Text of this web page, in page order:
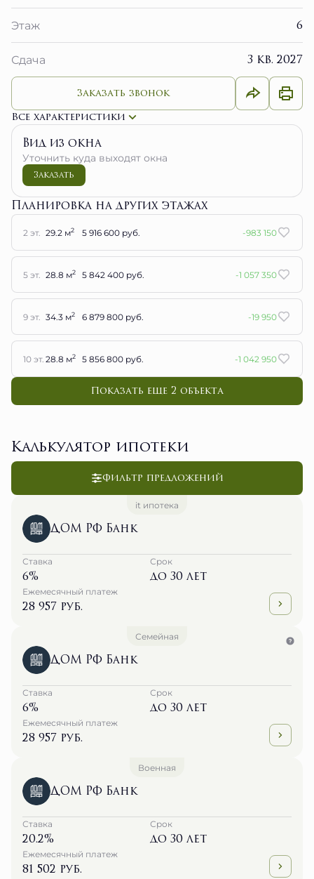
Этаж 6
Сдача 3 кв. 2027
Заказать звонок
Все характеристики
Вид из окна
Уточнить куда выходят окна
Заказать
Планировка на других этажах
2 эт. 29.2 м2 5 916 600 руб. -983 150
5 эт. 28.8 м2 5 842 400 руб. -1 057 350
9 эт. 34.3 м2 6 879 800 руб. -19 950
10 эт. 28.8 м2 5 856 800 руб. -1 042 950
Показать еще 2 объектa
Калькулятор ипотеки
Фильтр предложений
it ипотека
ДОМ РФ Банк
Ставка
6%
Срок
до 30 лет
Ежемесячный платеж
28 957 руб.
Семейная
ДОМ РФ Банк
Ставка
6%
Срок
до 30 лет
Ежемесячный платеж
28 957 руб.
Военная
ДОМ РФ Банк
Ставка
20.2%
Срок
до 30 лет
Ежемесячный платеж
81 502 руб.